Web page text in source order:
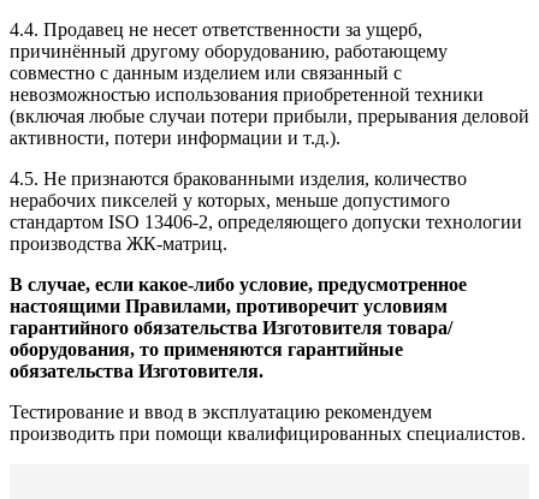
4.4. Продавец не несет ответственности за ущерб,
причинённый другому оборудованию, работающему
совместно с данным изделием или связанный с
невозможностью использования приобретенной техники
(включая любые случаи потери прибыли, прерывания деловой
активности, потери информации и т.д.).
4.5. Не признаются бракованными изделия, количество
нерабочих пикселей у которых, меньше допустимого
стандартом ISO 13406-2, определяющего допуски технологии
производства ЖК-матриц.
В случае, если какое-либо условие, предусмотренное
настоящими Правилами, противоречит условиям
гарантийного обязательства Изготовителя товара/
оборудования, то применяются гарантийные
обязательства Изготовителя.
Тестирование и ввод в эксплуатацию рекомендуем
производить при помощи квалифицированных специалистов.